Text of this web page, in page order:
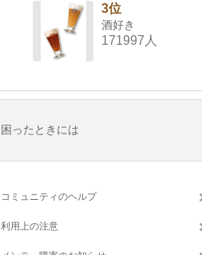
3位
酒好き
171997人
困ったときには
コミュニティのヘルプ
利用上の注意